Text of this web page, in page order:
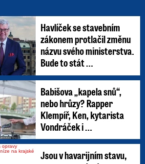
Havlíček se stavebním
zákonem protlačil změnu
názvu svého ministerstva.
Bude to stát ...
Babišova „kapela snů“,
nebo hrůzy? Rapper
Klempíř, Ken, kytarista
Vondráček i ...
Jsou v havarijním stavu,